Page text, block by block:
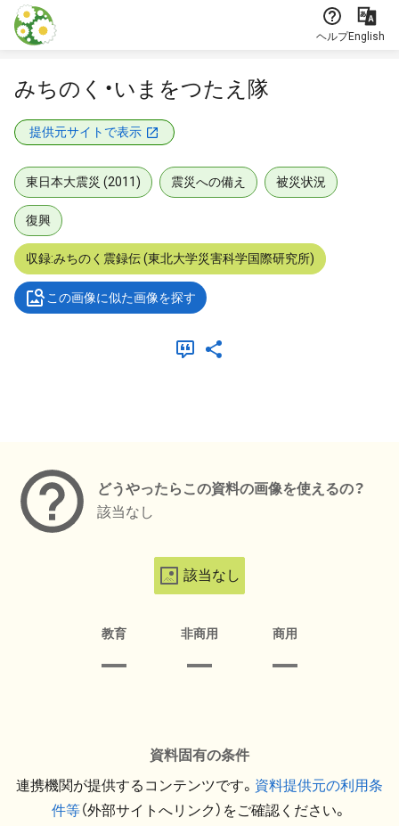
本文に飛ぶ
ヘルプEnglish
みちのく・いまをつたえ隊
提供元サイトで表示
東日本大震災 (2011) 震災への備え 被災状況
復興
収録:みちのく震録伝 (東北大学災害科学国際研究所)
この画像に似た画像を探す
どうやったらこの資料の画像を使えるの？
該当なし
該当なし
教育 非商用 商用
資料固有の条件
連携機関が提供するコンテンツです。 資料提供元の利用条
件等（外部サイトへリンク）をご確認ください。